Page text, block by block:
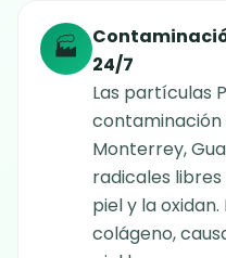
🏭
24/7
Las partículas
contaminación
Monterrey,
radicales
piel y la
colágeno,